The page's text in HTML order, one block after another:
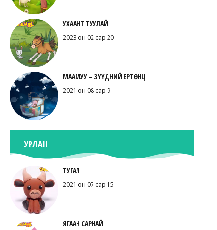
УХААНТ ТУУЛАЙ
2023 он 02 сар 20
МААМУУ – ЗҮҮДНИЙ ЕРТӨНЦ
2021 он 08 сар 9
УРЛАН
ТУГАЛ
2021 он 07 сар 15
ЯГААН САРНАЙ